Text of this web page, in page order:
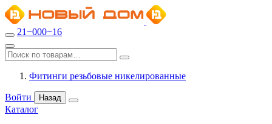
21−000−16
Фитинги резьбовые никелированные
Войти Назад
Каталог